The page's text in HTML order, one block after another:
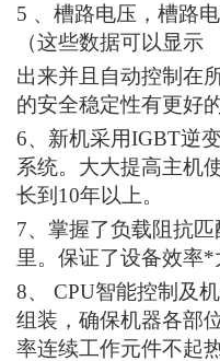
5 、 槽路电压，槽路
（这些数据可以显示
出来并且自动控制在
的安全稳定性有更好
6、 新机采用IGBT逆
系统。大大提高主机
长到10年以上。
7、 掌握了负载阻抗
里。保证了设备效率*
8、
CPU智能控制及
组装，确保机器各部
率连续工作元件不起